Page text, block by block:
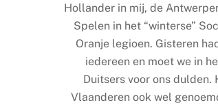
Hollander in mij, de
Spelen in het “winterse”
Oranje legioen. Gisteren
iedereen en moet we in
Duitsers voor ons
Vlaanderen ook wel